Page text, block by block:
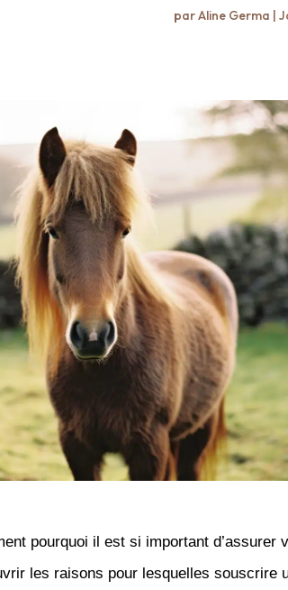
parAline Germa |
pourquoi il est si important d’assurer
les raisons pour lesquelles souscrire